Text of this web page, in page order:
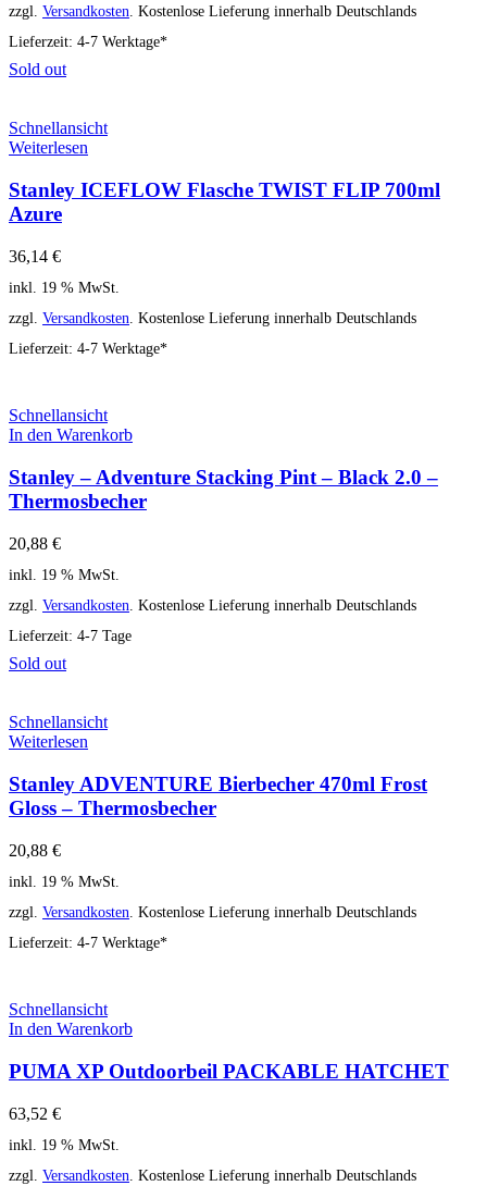
zzgl. Versandkosten . Kostenlose Lieferung innerhalb Deutschlands
Lieferzeit: 4-7 Werktage*
Sold out
Schnellansicht
Weiterlesen
Stanley ICEFLOW Flasche TWIST FLIP 700ml
Azure
36,14 €
inkl. 19 % MwSt.
zzgl. Versandkosten . Kostenlose Lieferung innerhalb Deutschlands
Lieferzeit: 4-7 Werktage*
Schnellansicht
In den Warenkorb
Stanley – Adventure Stacking Pint – Black 2.0 –
Thermosbecher
20,88 €
inkl. 19 % MwSt.
zzgl. Versandkosten . Kostenlose Lieferung innerhalb Deutschlands
Lieferzeit: 4-7 Tage
Sold out
Schnellansicht
Weiterlesen
Stanley ADVENTURE Bierbecher 470ml Frost
Gloss – Thermosbecher
20,88 €
inkl. 19 % MwSt.
zzgl. Versandkosten . Kostenlose Lieferung innerhalb Deutschlands
Lieferzeit: 4-7 Werktage*
Schnellansicht
In den Warenkorb
PUMA XP Outdoorbeil PACKABLE HATCHET
63,52 €
inkl. 19 % MwSt.
zzgl. Versandkosten . Kostenlose Lieferung innerhalb Deutschlands